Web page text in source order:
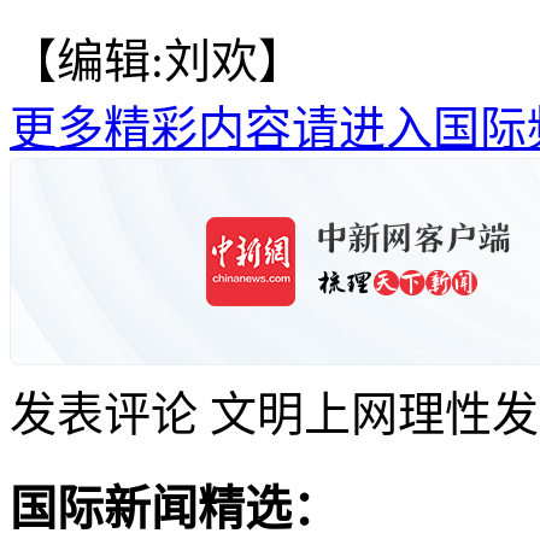
【编辑:刘欢】
更多精彩内容请进入国际
发表评论 文明上网理性
国际新闻精选：